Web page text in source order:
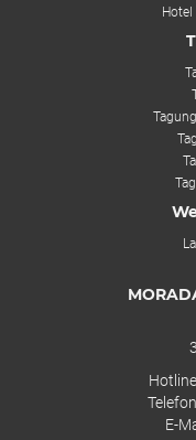
Hotel
E-